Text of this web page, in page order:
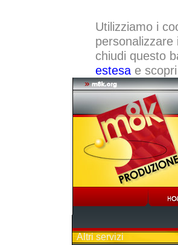
Utilizziamo i
chiudi questo
estesae scopri
Altri servizi